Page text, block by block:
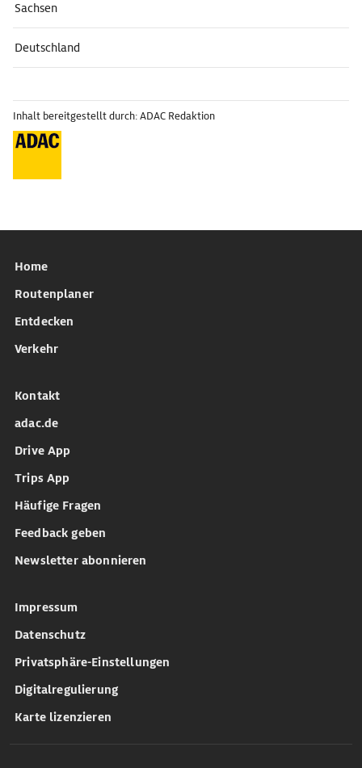
Sachsen
Deutschland
Inhalt bereitgestellt durch: ADAC Redaktion
Home
Routenplaner
Entdecken
Verkehr
Kontakt
adac.de
Drive App
Trips App
Häufige Fragen
Feedback geben
Newsletter abonnieren
Impressum
Datenschutz
Privatsphäre-Einstellungen
Digitalregulierung
Karte lizenzieren